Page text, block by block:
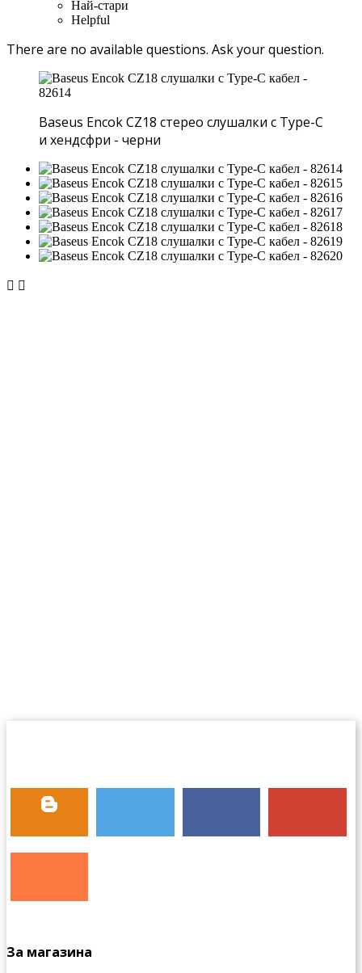
Най-стари
Helpful
There are no available questions. Ask your question.
Baseus Encok CZ18 стерео слушалки с Type-C
и хендсфри - черни
 
За магазина